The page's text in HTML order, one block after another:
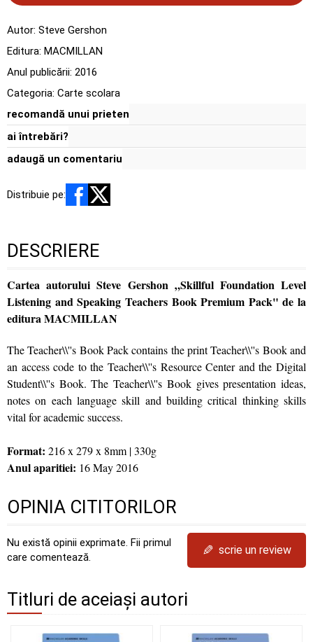
Autor: Steve Gershon
Editura: MACMILLAN
Anul publicării: 2016
Categoria: Carte scolara
recomandă unui prieten
ai întrebări?
adaugă un comentariu
Distribuie pe:
DESCRIERE
Cartea autorului Steve Gershon „Skillful Foundation Level
Listening and Speaking Teachers Book Premium Pack" de la
editura MACMILLAN
The Teacher\\''s Book Pack contains the print Teacher\\''s Book and
an access code to the Teacher\\''s Resource Center and the Digital
Student\\''s Book. The Teacher\\''s Book gives presentation ideas,
notes on each language skill and building critical thinking skills
vital for academic success.
Format: 216 x 279 x 8mm | 330g
Anul aparitiei: 16 May 2016
OPINIA CITITORILOR
Nu există opinii exprimate. Fii primul
care comentează.
✎ scrie un review
Titluri de aceiași autori